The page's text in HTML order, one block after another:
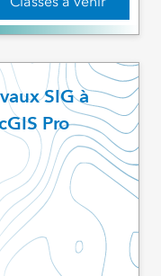
SIG à
Pro